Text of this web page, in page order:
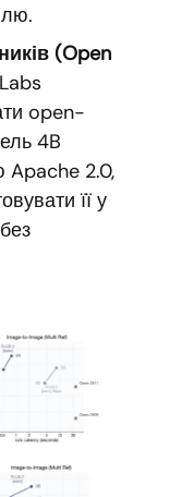
(Open
open-
4B
Apache 2.0,
її у